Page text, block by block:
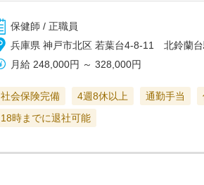
保健師 / 正職員
兵庫県 神戸市北区 若葉台4-8-11 北鈴蘭
月給 248,000円 ～328,000円
社会保険完備 4週8休以上 通勤手当
18時までに退社可能